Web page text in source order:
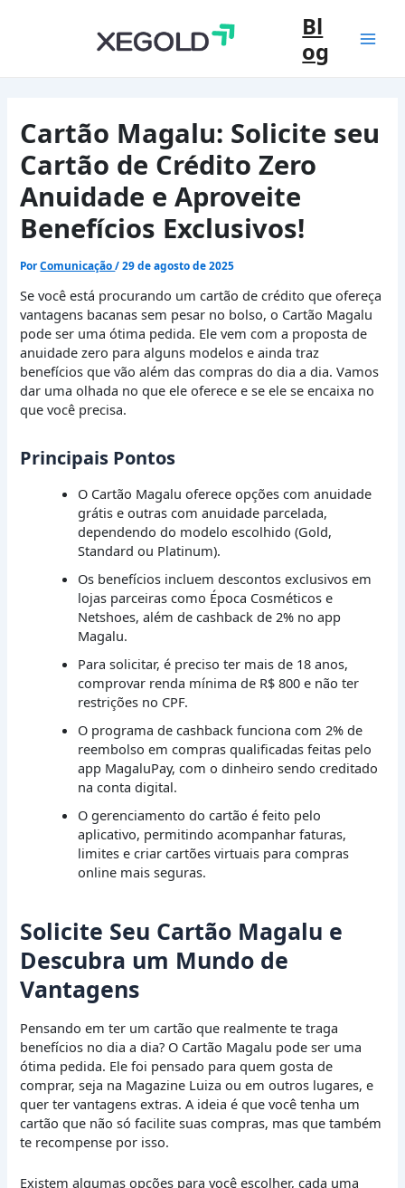
Bl
og
Cartão Magalu: Solicite seu
Cartão de Crédito Zero
Anuidade e Aproveite
Benefícios Exclusivos!
PorComunicação/29 de agosto de 2025
Se você está procurando um cartão de crédito que ofereça
vantagens bacanas sem pesar no bolso, o Cartão Magalu
pode ser uma ótima pedida. Ele vem com a proposta de
anuidade zero para alguns modelos e ainda traz
benefícios que vão além das compras do dia a dia. Vamos
dar uma olhada no que ele oferece e se ele se encaixa no
que você precisa.
Principais Pontos
O Cartão Magalu oferece opções com anuidade
grátis e outras com anuidade parcelada,
dependendo do modelo escolhido (Gold,
Standard ou Platinum).
Os benefícios incluem descontos exclusivos em
lojas parceiras como Época Cosméticos e
Netshoes, além de cashback de 2% no app
Magalu.
Para solicitar, é preciso ter mais de 18 anos,
comprovar renda mínima de R$ 800 e não ter
restrições no CPF.
O programa de cashback funciona com 2% de
reembolso em compras qualificadas feitas pelo
app MagaluPay, com o dinheiro sendo creditado
na conta digital.
O gerenciamento do cartão é feito pelo
aplicativo, permitindo acompanhar faturas,
limites e criar cartões virtuais para compras
online mais seguras.
Solicite Seu Cartão Magalu e
Descubra um Mundo de
Vantagens
Pensando em ter um cartão que realmente te traga
benefícios no dia a dia? O Cartão Magalu pode ser uma
ótima pedida. Ele foi pensado para quem gosta de
comprar, seja na Magazine Luiza ou em outros lugares, e
quer ter vantagens extras. A ideia é que você tenha um
cartão que não só facilite suas compras, mas que também
te recompense por isso.
Existem algumas opções para você escolher, cada uma